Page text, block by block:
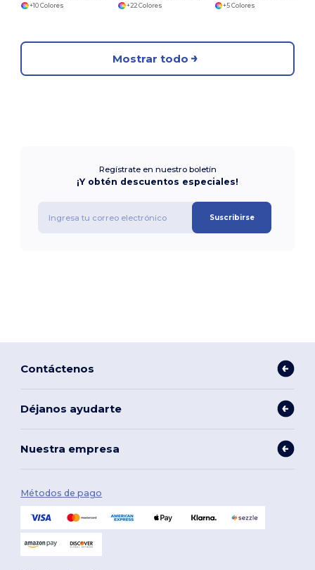
+10 Colores
+22 Colores
+5 Colores
Mostrar todo
Regístrate en nuestro boletín
¡Y obtén descuentos especiales!
Suscribirse
Contáctenos
Déjanos ayudarte
Nuestra empresa
Métodos de pago